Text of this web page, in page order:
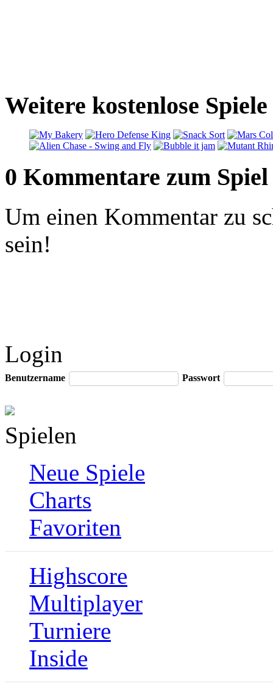
Weitere kostenlose
0 Kommentare zum Spiel
Um einen Kommentar zu
sein!
Login
Benutzername Passwort
Spielen
Neue Spiele
Charts
Favoriten
Highscore
Multiplayer
Turniere
Inside